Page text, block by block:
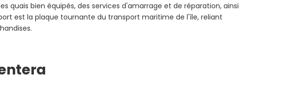
quais bien équipés, des services d'amarrage et de réparation, ainsi
est la plaque tournante du transport maritime de l'île, reliant